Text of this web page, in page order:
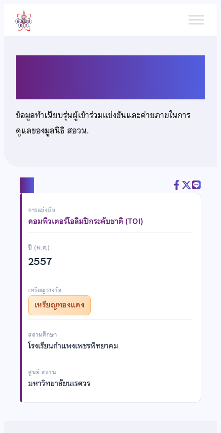
เนื้อหา
ข้อมูลทำเนียบรุ่นผู้เข้าร่วมแข่งขันและค่ายภายในการ
ดูแลของมูลนิธิ สอวน.
การแข่งขัน
คอมพิวเตอร์โอลิมปิกระดับชาติ (TOI)
ปี (พ.ศ.)
2557
เหรียญรางวัล
เหรียญทองแดง
สถานศึกษา
โรงเรียนกำแพงเพชรพิทยาคม
ศูนย์ สอวน.
มหาวิทยาลัยนเรศวร